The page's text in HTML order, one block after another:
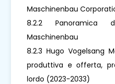
Maschinenbau
8.2.2 Panoramica
Maschinenbau
8.2.3 Hugo Vogelsang
produttiva e offerta,
lordo (2023-2033)